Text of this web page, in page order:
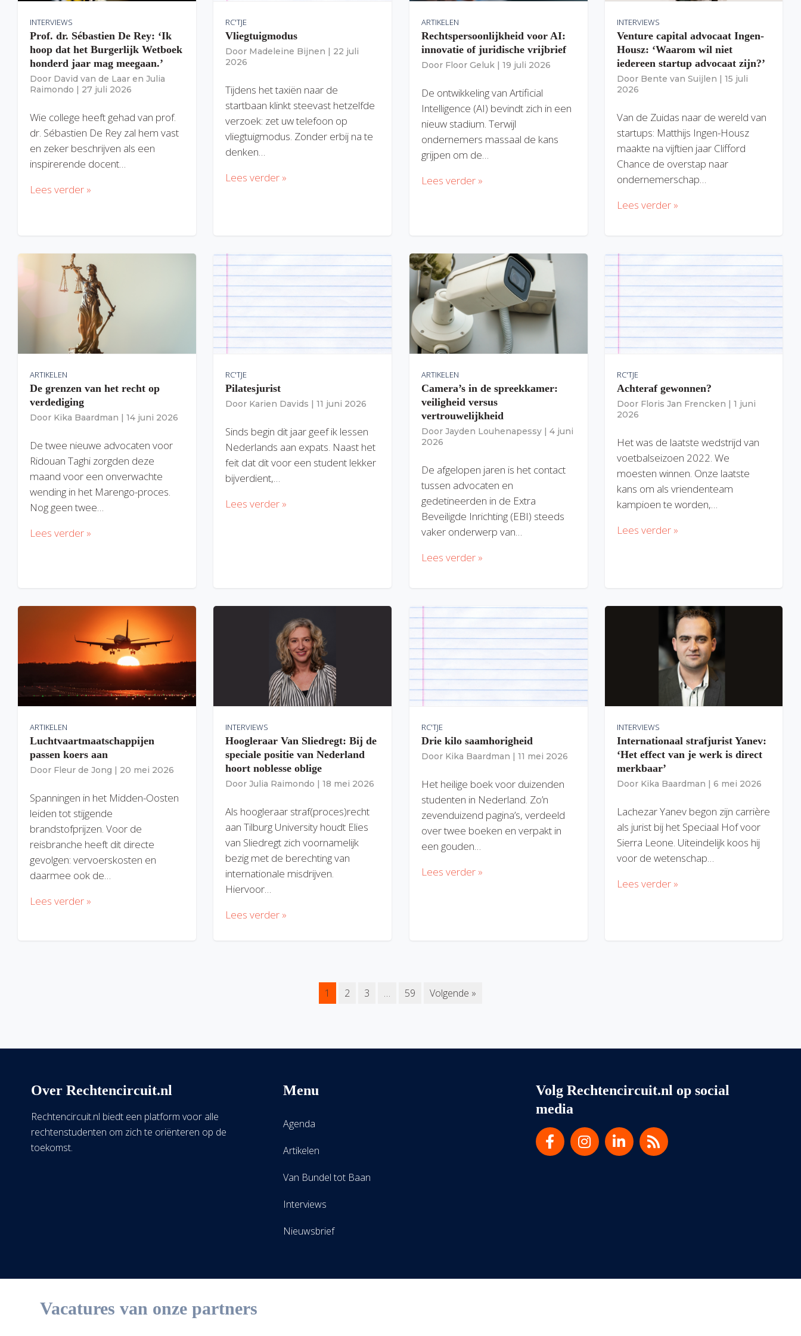
INTERVIEWS
Prof. dr. Sébastien De Rey: ‘Ik
hoop dat het Burgerlijk Wetboek
honderd jaar mag meegaan.’
Door David van de Laar en Julia
Raimondo | 27 juli 2026
Wie college heeft gehad van prof.
dr. Sébastien De Rey zal hem vast
en zeker beschrijven als een
inspirerende docent…
Lees verder »
RC'TJE
Vliegtuigmodus
Door Madeleine Bijnen | 22 juli
2026
Tijdens het taxiën naar de
startbaan klinkt steevast hetzelfde
verzoek: zet uw telefoon op
vliegtuigmodus. Zonder erbij na te
denken…
Lees verder »
ARTIKELEN
Rechtspersoonlijkheid voor AI:
innovatie of juridische vrijbrief
Door Floor Geluk | 19 juli 2026
De ontwikkeling van Artificial
Intelligence (AI) bevindt zich in een
nieuw stadium. Terwijl
ondernemers massaal de kans
grijpen om de…
Lees verder »
INTERVIEWS
Venture capital advocaat Ingen-
Housz: ‘Waarom wil niet
iedereen startup advocaat zijn?’
Door Bente van Suijlen | 15 juli
2026
Van de Zuidas naar de wereld van
startups: Matthijs Ingen-Housz
maakte na vijftien jaar Clifford
Chance de overstap naar
ondernemerschap…
Lees verder »
ARTIKELEN
De grenzen van het recht op
verdediging
Door Kika Baardman | 14 juni 2026
De twee nieuwe advocaten voor
Ridouan Taghi zorgden deze
maand voor een onverwachte
wending in het Marengo-proces.
Nog geen twee…
Lees verder »
RC'TJE
Pilatesjurist
Door Karien Davids | 11 juni 2026
Sinds begin dit jaar geef ik lessen
Nederlands aan expats. Naast het
feit dat dit voor een student lekker
bijverdient,…
Lees verder »
ARTIKELEN
Camera’s in de spreekkamer:
veiligheid versus
vertrouwelijkheid
Door Jayden Louhenapessy | 4 juni
2026
De afgelopen jaren is het contact
tussen advocaten en
gedetineerden in de Extra
Beveiligde Inrichting (EBI) steeds
vaker onderwerp van…
Lees verder »
RC'TJE
Achteraf gewonnen?
Door Floris Jan Frencken | 1 juni
2026
Het was de laatste wedstrijd van
voetbalseizoen 2022. We
moesten winnen. Onze laatste
kans om als vriendenteam
kampioen te worden,…
Lees verder »
ARTIKELEN
Luchtvaartmaatschappijen
passen koers aan
Door Fleur de Jong | 20 mei 2026
Spanningen in het Midden-Oosten
leiden tot stijgende
brandstofprijzen. Voor de
reisbranche heeft dit directe
gevolgen: vervoerskosten en
daarmee ook de…
Lees verder »
INTERVIEWS
Hoogleraar Van Sliedregt: Bij de
speciale positie van Nederland
hoort noblesse oblige
Door Julia Raimondo | 18 mei 2026
Als hoogleraar straf(proces)recht
aan Tilburg University houdt Elies
van Sliedregt zich voornamelijk
bezig met de berechting van
internationale misdrijven.
Hiervoor…
Lees verder »
RC'TJE
Drie kilo saamhorigheid
Door Kika Baardman | 11 mei 2026
Het heilige boek voor duizenden
studenten in Nederland. Zo’n
zevenduizend pagina’s, verdeeld
over twee boeken en verpakt in
een gouden…
Lees verder »
INTERVIEWS
Internationaal strafjurist Yanev:
‘Het effect van je werk is direct
merkbaar’
Door Kika Baardman | 6 mei 2026
Lachezar Yanev begon zijn carrière
als jurist bij het Speciaal Hof voor
Sierra Leone. Uiteindelijk koos hij
voor de wetenschap…
Lees verder »
1 2 3 … 59 Volgende »
Over Rechtencircuit.nl
Rechtencircuit.nl biedt een platform voor alle
rechtenstudenten om zich te oriënteren op de
toekomst.
Menu
Agenda
Artikelen
Van Bundel tot Baan
Interviews
Nieuwsbrief
Volg Rechtencircuit.nl op social
media
Vacatures van onze partners